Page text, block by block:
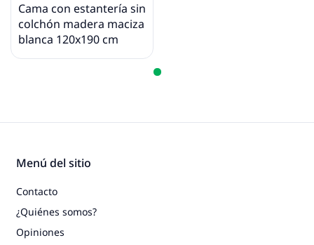
Cama con estantería sin
colchón madera maciza
blanca 120x190 cm
Menú del sitio
Contacto
¿Quiénes somos?
Opiniones